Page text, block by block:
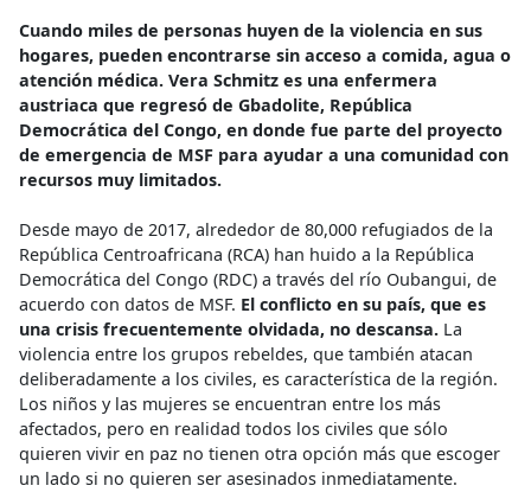
Cuando miles de personas huyen de la violencia en sus
hogares, pueden encontrarse sin acceso a comida, agua o
atención médica. Vera Schmitz es una enfermera
austriaca que regresó de Gbadolite, República
Democrática del Congo, en donde fue parte del proyecto
de emergencia de MSF para ayudar a una comunidad con
recursos muy limitados.
Desde mayo de 2017, alrededor de 80,000 refugiados de la
República Centroafricana (RCA) han huido a la República
Democrática del Congo (RDC) a través del río Oubangui, de
acuerdo con datos de MSF. El conflicto en su país, que es
una crisis frecuentemente olvidada, no descansa. La
violencia entre los grupos rebeldes, que también atacan
deliberadamente a los civiles, es característica de la región.
Los niños y las mujeres se encuentran entre los más
afectados, pero en realidad todos los civiles que sólo
quieren vivir en paz no tienen otra opción más que escoger
un lado si no quieren ser asesinados inmediatamente.